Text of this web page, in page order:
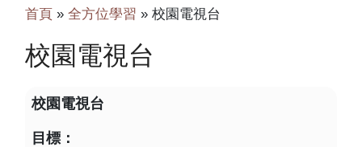
首頁 » 全方位學習 » 校園電視台
校園電視台
校園電視台
目標：